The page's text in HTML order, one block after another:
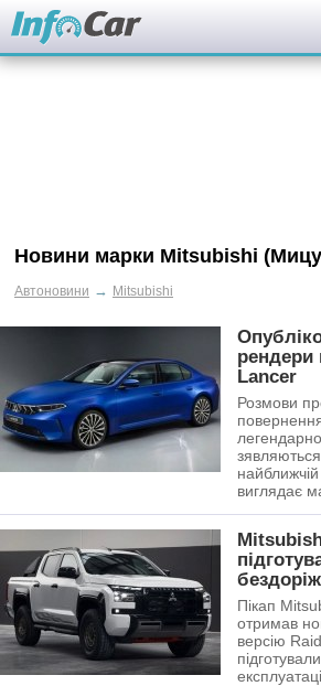
Новини марки Mitsubishi
Автоновини → Mitsubishi
рендери
Lancer
Розмови
виглядає
Пікап
отримав
версію